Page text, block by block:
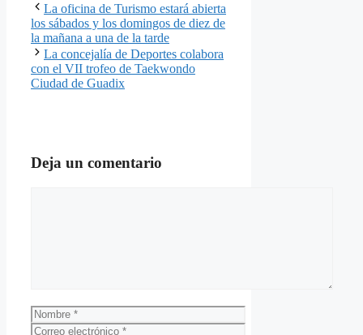
La oficina de Turismo estará abierta
los sábados y los domingos de diez de
la mañana a una de la tarde
La concejalía de Deportes colabora
con el VII trofeo de Taekwondo
Ciudad de Guadix
Deja un comentario
Nombre
Correo